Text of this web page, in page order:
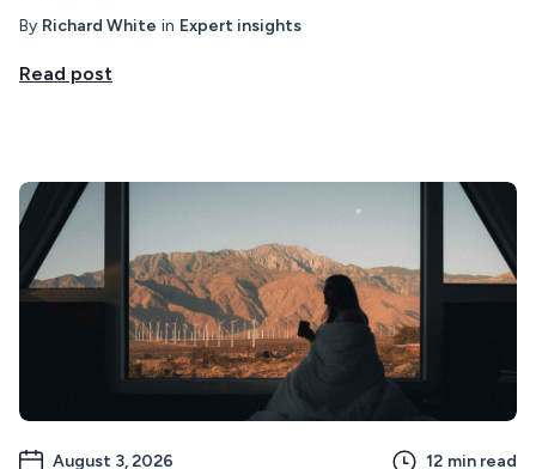
By Richard White in Expert insights
Read post
August 3, 2026 12 min read